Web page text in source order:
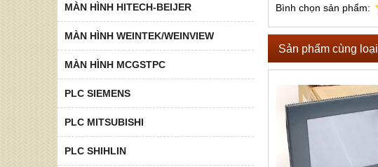
MÀN HÌNH HITECH-BEIJER
MÀN HÌNH WEINTEK/WEINVIEW
MÀN HÌNH MCGSTPC
PLC SIEMENS
PLC MITSUBISHI
PLC SHIHLIN
Bình chọn sản phẩm:
Sản phẩm cùng loại